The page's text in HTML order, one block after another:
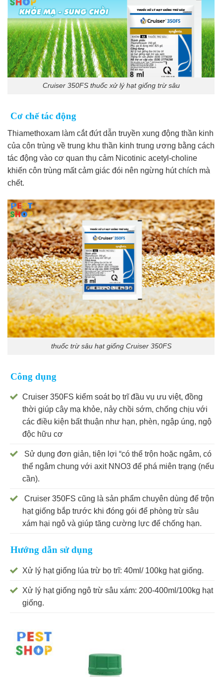
Cruiser 350FS thuốc xử lý hạt giống trừ sâu
Cơ chế tác động
Thiamethoxam làm cắt đứt dẫn truyền xung động thần kinh
của côn trùng về trung khu thần kinh trung ương bằng cách
tác động vào cơ quan thụ cảm Nicotinic acetyl-choline
khiến côn trùng mất cảm giác đói nên ngừng hút chích mà
chết.
thuốc trừ sâu hạt giống Cruiser 350FS
Công dụng
Cruiser 350FS kiểm soát bọ trĩ đầu vụ ưu việt, đồng
thời giúp cây mạ khỏe, nảy chồi sớm, chống chịu với
các điều kiện bất thuận như hạn, phèn, ngập úng, ngộ
độc hữu cơ
Sử dụng đơn giản, tiện lợi “có thể trộn hoặc ngâm, có
thể ngâm chung với axit NNO3 để phá miên trạng (nếu
cần).
Cruiser 350FS cũng là sản phẩm chuyên dùng để trộn
hạt giống bắp trước khi đóng gói để phòng trừ sâu
xám hại ngô và giúp tăng cường lực để chống hạn.
Hướng dẫn sử dụng
Xử lý hạt giống lúa trừ bọ trĩ: 40ml/ 100kg hạt giống.
Xử lý hạt giống ngô trừ sâu xám: 200-400ml/100kg hạt
giống.